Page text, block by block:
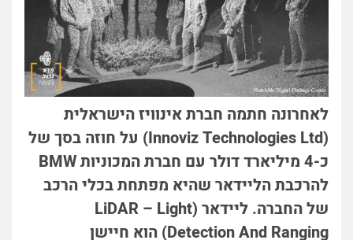
לאחרונה חתמה חברת אינוויז הישראלית
(Innoviz Technologies Ltd) על חוזה בסך של
כ-4 מיליארד דולר עם חברת המכוניות BMW
להרכבת הליידאר שהיא מפתחת בכלי הרכב
של החברה. ליידאר (LiDAR – Light
Detection And Ranging) הוא חיישן